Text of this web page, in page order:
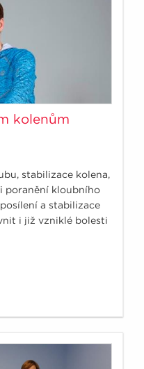
kolenům
stabilizace kolena,
poranění kloubního
a stabilizace
i již vzniklé bolesti